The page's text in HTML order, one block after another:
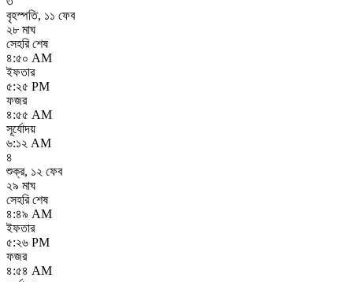
বৃহস্পতি, ১১ ফেব
২৮ মাঘ
সেহরি শেষ
৪:৫০ AM
ইফতার
৫:২৫ PM
ফজর
৪:৫৫ AM
সূর্যোদয়
৬:১২ AM
৪
শুক্র, ১২ ফেব
২৯ মাঘ
সেহরি শেষ
৪:৪৯ AM
ইফতার
৫:২৬ PM
ফজর
৪:৫৪ AM